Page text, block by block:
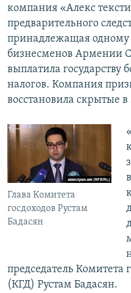
компания «Алекс
предварительного
принадлежащая
бизнесменов Армении
выплатила государству
налогов. Компания
восстановила скрытые в
Глава Комитета
госдоходов Рустам
Бадасян
председатель Комитета
(КГД) Рустам Бадасян.